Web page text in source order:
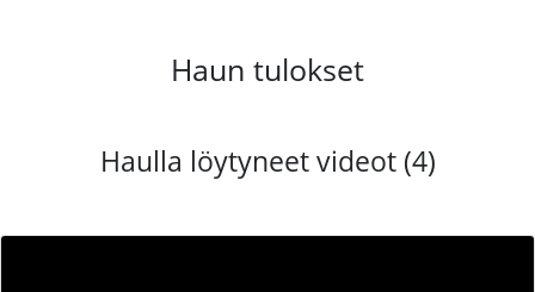
Haun tulokset
Haulla löytyneet videot (4)